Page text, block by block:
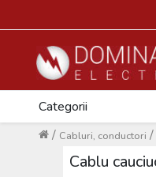
Categorii
/
Cabluri, conductori
/
Cablu